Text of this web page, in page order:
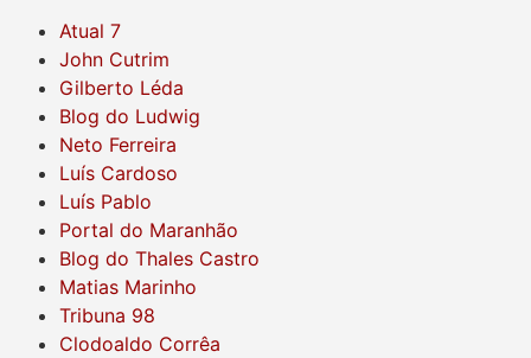
Atual 7
John Cutrim
Gilberto Léda
Blog do Ludwig
Neto Ferreira
Luís Cardoso
Luís Pablo
Portal do Maranhão
Blog do Thales Castro
Matias Marinho
Tribuna 98
Clodoaldo Corrêa